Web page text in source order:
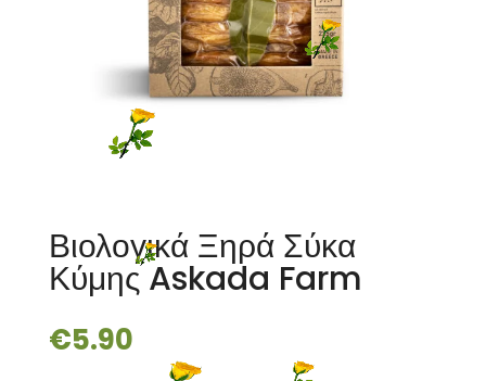
Βιολογικά Ξηρά Σύκα
Κύμης Askada Farm
€5.90